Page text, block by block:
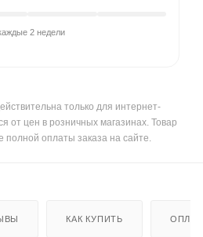
2 недели
только для интернет-
от цен в розничных магазинах. Товар
полной оплаты заказа на сайте.
КАК КУПИТЬ